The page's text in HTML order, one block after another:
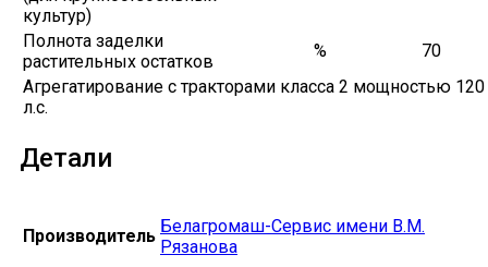
культур)
Полнота заделки
растительных остатков
%
70
Агрегатирование с тракторами класса 2 мощностью 120
л.с.
Детали
Производитель Белагромаш-Сервис имени В.М.
Рязанова